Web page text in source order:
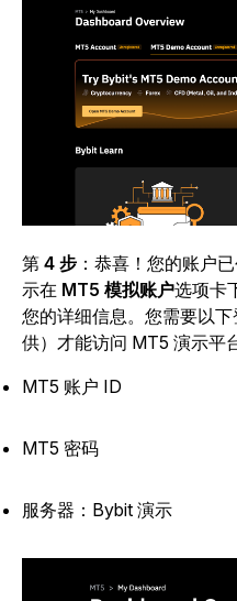
第 4 步 ：恭喜！您的账户
示在 MT5 模拟账户选项卡
您的详细信息。您需要以
供）才能访问 MT5 演示平
MT5 账户 ID
MT5 密码
服务器：Bybit 演示